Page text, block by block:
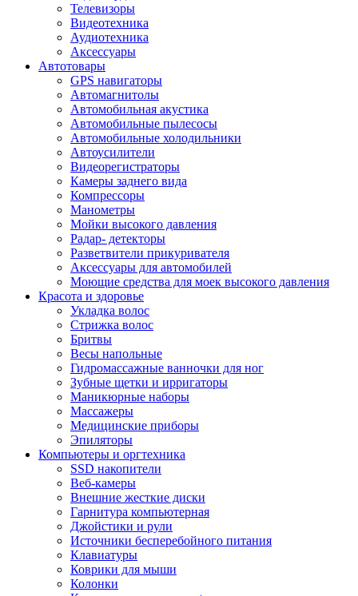
Телевизоры
Видеотехника
Аудиотехника
Аксессуары
Автотовары
GPS навигаторы
Автомагнитолы
Автомобильная акустика
Автомобильные пылесосы
Автомобильные холодильники
Автоусилители
Видеорегистраторы
Камеры заднего вида
Компрессоры
Манометры
Мойки высокого давления
Радар- детекторы
Разветвители прикуривателя
Аксессуары для автомобилей
Моющие средства для моек высокого давления
Красота и здоровье
Укладка волос
Стрижка волос
Бритвы
Весы напольные
Гидромассажные ванночки для ног
Зубные щетки и ирригаторы
Маникюрные наборы
Массажеры
Медицинские приборы
Эпиляторы
Компьютеры и оргтехника
SSD накопители
Веб-камеры
Внешние жесткие диски
Гарнитура компьютерная
Джойстики и рули
Источники бесперебойного питания
Клавиатуры
Коврики для мыши
Колонки